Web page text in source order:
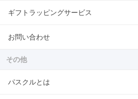
ギフトラッピングサービス
お問い合わせ
その他
パスクルとは